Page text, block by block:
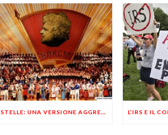
5 STELLE: UNA VERSIONE AGGRESSIVA E DIGITALE DELLO STATALISMO